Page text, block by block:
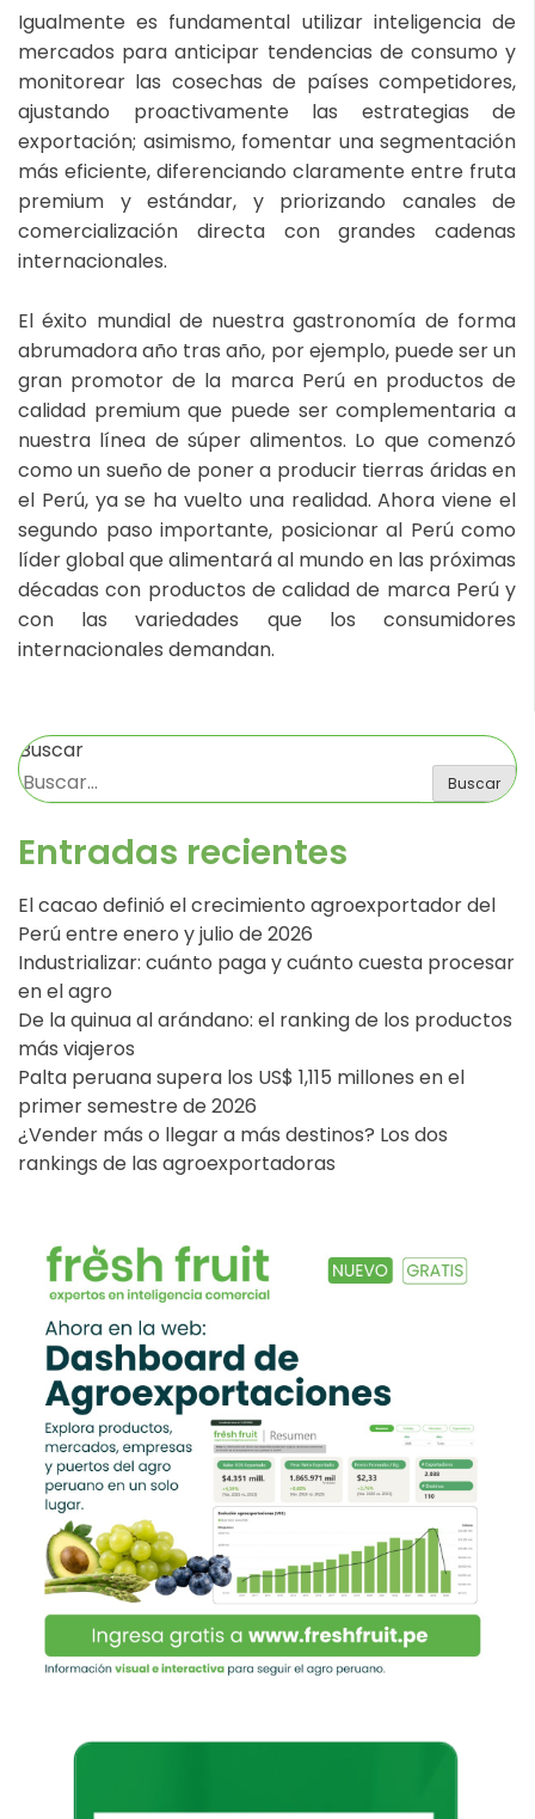
Igualmente es fundamental utilizar inteligencia de
mercados para anticipar tendencias de consumo y
monitorear las cosechas de países competidores,
ajustando proactivamente las estrategias de
exportación; asimismo, fomentar una segmentación
más eficiente, diferenciando claramente entre fruta
premium y estándar, y priorizando canales de
comercialización directa con grandes cadenas
internacionales.
El éxito mundial de nuestra gastronomía de forma
abrumadora año tras año, por ejemplo, puede ser un
gran promotor de la marca Perú en productos de
calidad premium que puede ser complementaria a
nuestra línea de súper alimentos. Lo que comenzó
como un sueño de poner a producir tierras áridas en
el Perú, ya se ha vuelto una realidad. Ahora viene el
segundo paso importante, posicionar al Perú como
líder global que alimentará al mundo en las próximas
décadas con productos de calidad de marca Perú y
con las variedades que los consumidores
internacionales demandan.
Buscar
Buscar
Entradas recientes
El cacao definió el crecimiento agroexportador del
Perú entre enero y julio de 2026
Industrializar: cuánto paga y cuánto cuesta procesar
en el agro
De la quinua al arándano: el ranking de los productos
más viajeros
Palta peruana supera los US$ 1,115 millones en el
primer semestre de 2026
¿Vender más o llegar a más destinos? Los dos
rankings de las agroexportadoras